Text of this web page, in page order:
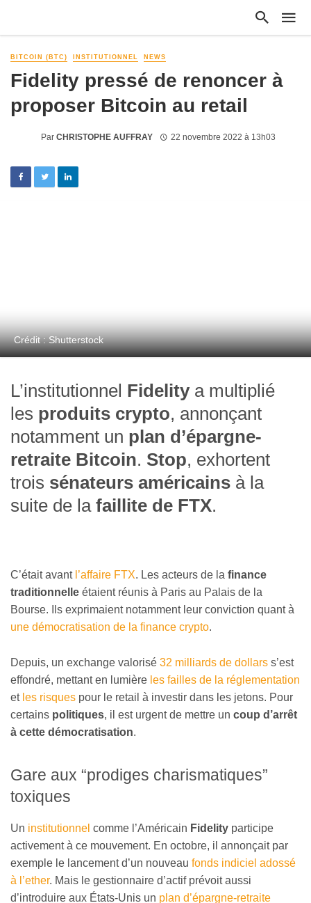
BITCOIN (BTC) INSTITUTIONNEL NEWS
Fidelity pressé de renoncer à
proposer Bitcoin au retail
Par CHRISTOPHE AUFFRAY 22 novembre 2022 à 13h03
Crédit : Shutterstock
L’institutionnel Fidelitya multiplié
les produits crypto, annonçant
notamment un plan d’épargne-
retraite Bitcoin. Stop, exhortent
trois sénateurs américains à la
suite de la faillite de FTX.
C’était avant l’affaire FTX. Les acteurs de la finance
traditionnelle étaient réunis à Paris au Palais de la
Bourse. Ils exprimaient notamment leur conviction quant à
une démocratisation de la finance crypto.
Depuis, un exchange valorisé 32 milliards de dollars s’est
effondré, mettant en lumière les failles de la réglementation
et les risques pour le retail à investir dans les jetons. Pour
certains politiques, il est urgent de mettre un coup d’arrêt
à cette démocratisation.
Gare aux “prodiges charismatiques”
toxiques
Un institutionnel comme l’Américain Fidelity participe
activement à ce mouvement. En octobre, il annonçait par
exemple le lancement d’un nouveau fonds indiciel adossé
à l’ether. Mais le gestionnaire d’actif prévoit aussi
d’introduire aux États-Unis un plan d’épargne-retraite